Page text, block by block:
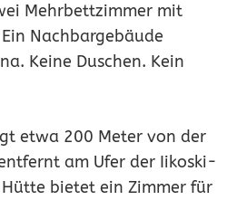
Mehrbettzimmer mit
Nachbargebäude
Keine Duschen. Kein
etwa 200 Meter von der
am Ufer der Iikoski-
bietet ein Zimmer für